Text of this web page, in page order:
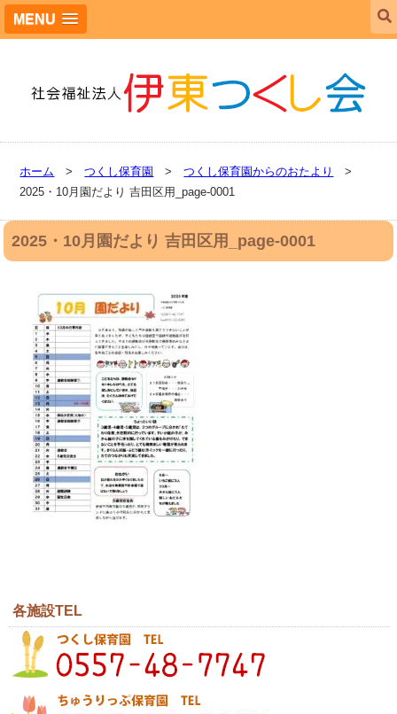
MENU
ホーム >つくし保育園 >つくし保育園からのおたより
>
2025・10月園だより 吉田区用_page-0001
2025・10月園だより 吉田区用_page-0001
各施設TEL